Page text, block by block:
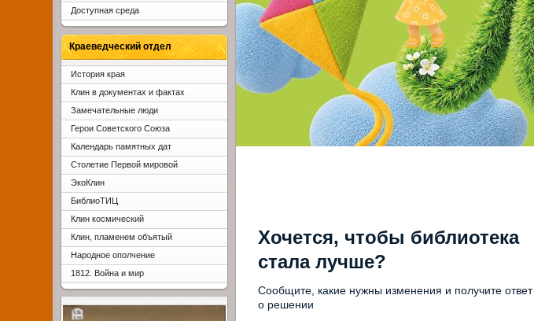
Хочется, чтобы библиотека
стала лучше?
Сообщите, какие нужны изменения и получите ответ
о решении
Доступная среда
Краеведческий отдел
История края
Клин в документах и фактах
Замечательные люди
Герои Советского Союза
Календарь памятных дат
Столетие Первой мировой
ЭкоКлин
БиблиоТИЦ
Клин космический
Клин, пламенем объятый
Народное ополчение
1812. Война и мир